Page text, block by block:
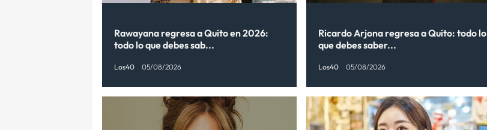
Rawayana regresa a Quito en 2026:
todo lo que debes sab...
Los40 05/08/2026
Ricardo Arjona regresa a Quito: todo lo
que debes saber...
Los40 05/08/2026